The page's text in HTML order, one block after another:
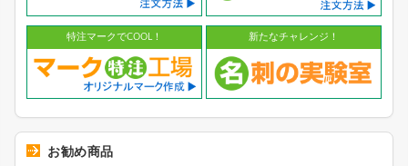
特注マークでCOOL！ 新たなチャレンジ！
お勧め商品